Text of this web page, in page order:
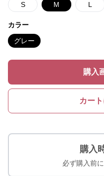
S M L
カラー
グレー
購入
カー
購入
必ず購入前